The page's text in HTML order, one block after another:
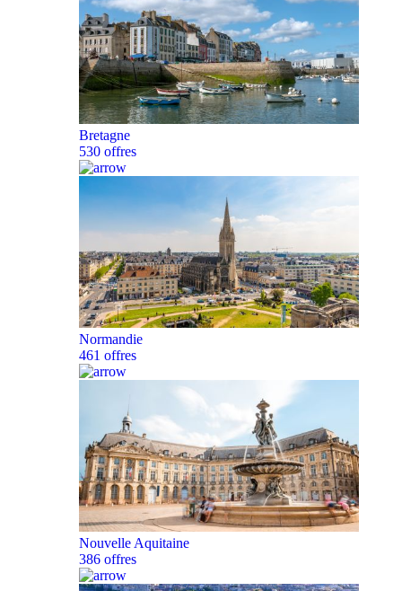
Bretagne
530 offres
Normandie
461 offres
Nouvelle Aquitaine
386 offres